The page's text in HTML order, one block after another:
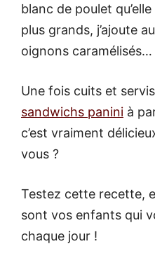
blanc de poulet
plus grands, j’ajoute
oignons caramélisés…
Une fois cuits et
sandwichs panini à
c’est vraiment
vous ?
Testez cette recette,
sont vos enfants qui
chaque jour !